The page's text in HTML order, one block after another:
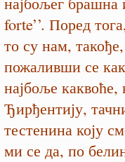
forte’’. Поред
то су нам,
пожаливши се
најбоље
Ђирђентију,
тестенина коју
ми се да, по